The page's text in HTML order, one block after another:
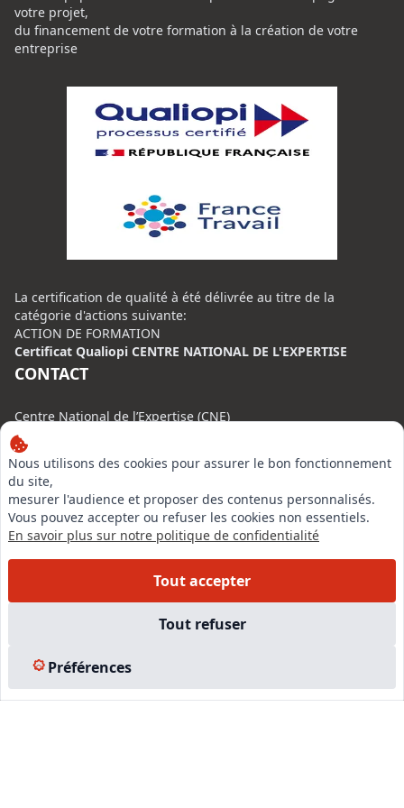
Nous utilisons des cookies pour assurer le bon fonctionnement
du site,
mesurer l'audience et proposer des contenus personnalisés.
Vous pouvez accepter ou refuser les cookies non essentiels.
En savoir plus sur notre politique de confidentialité
Tout accepter
Tout refuser
Préférences
votre projet,
du financement de votre formation à la création de votre
entreprise
La certification de qualité à été délivrée au titre de la
catégorie d'actions suivante:
ACTION DE FORMATION
Certificat Qualiopi CENTRE NATIONAL DE L'EXPERTISE
CONTACT
Centre National de l’Expertise (CNE)
20 rue Henri Regnault, 75014 Paris
N°VERT : 0800 00 80 89